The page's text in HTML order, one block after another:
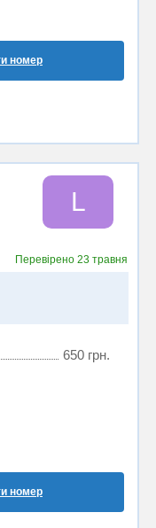
номер
L
Перевірено23 травня
650 грн.
номер